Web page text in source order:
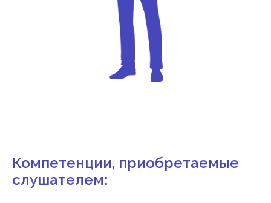
Компетенции, приобретаемые
слушателем: